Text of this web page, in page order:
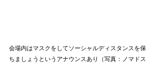
会場内はマスクをしてソーシャルディスタンスを保
ちましょうというアナウンスあり（写真：ノマドス